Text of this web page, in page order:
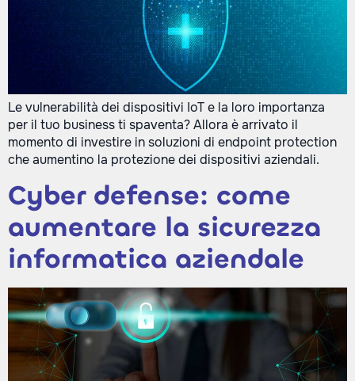
Le vulnerabilità dei dispositivi IoT e la loro importanza
per il tuo business ti spaventa? Allora è arrivato il
momento di investire in soluzioni di endpoint protection
che aumentino la protezione dei dispositivi aziendali.
Cyber defense: come
aumentare la sicurezza
informatica aziendale